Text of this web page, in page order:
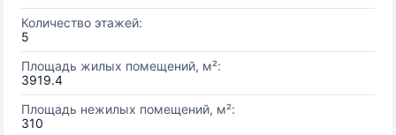
Количество этажей:
5
Площадь жилых помещений, м²:
3919.4
Площадь нежилых помещений, м²:
310